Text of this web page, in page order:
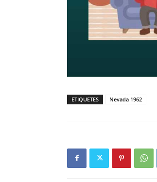
ETIQUETES Nevada 1962